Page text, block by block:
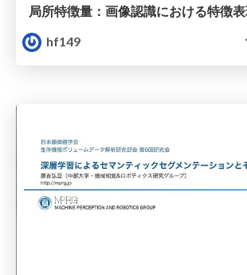
局所特徴量：画像認識における特徴
hf149